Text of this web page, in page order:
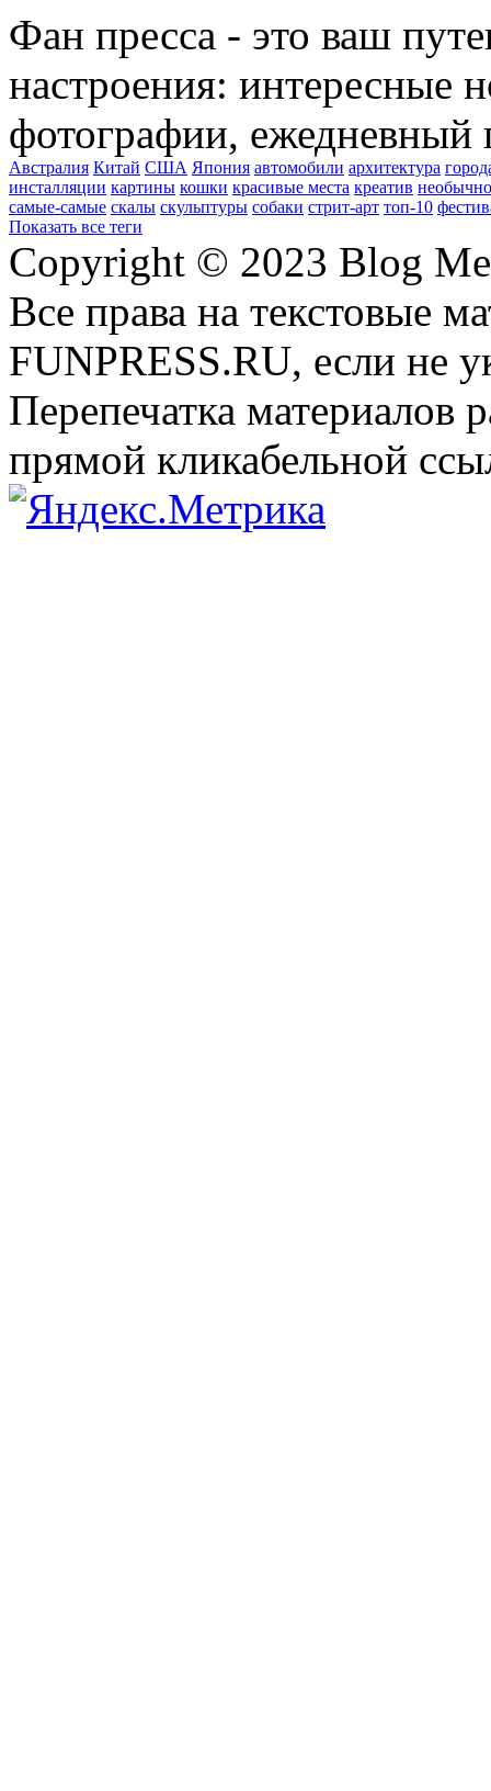
Фан пресса - это ваш
настроения: интересные
фотографии, ежедневный
Австралия Китай США Япония автомобили архитектура
инсталляции картины кошки красивые места креатив
самые-самые скалы скульптуры собаки стрит-арт топ-10
Показать все теги
Copyright © 2023 Blog
Все права на текстовые
FUNPRESS.RU, если не
Перепечатка материалов
прямой кликабельной